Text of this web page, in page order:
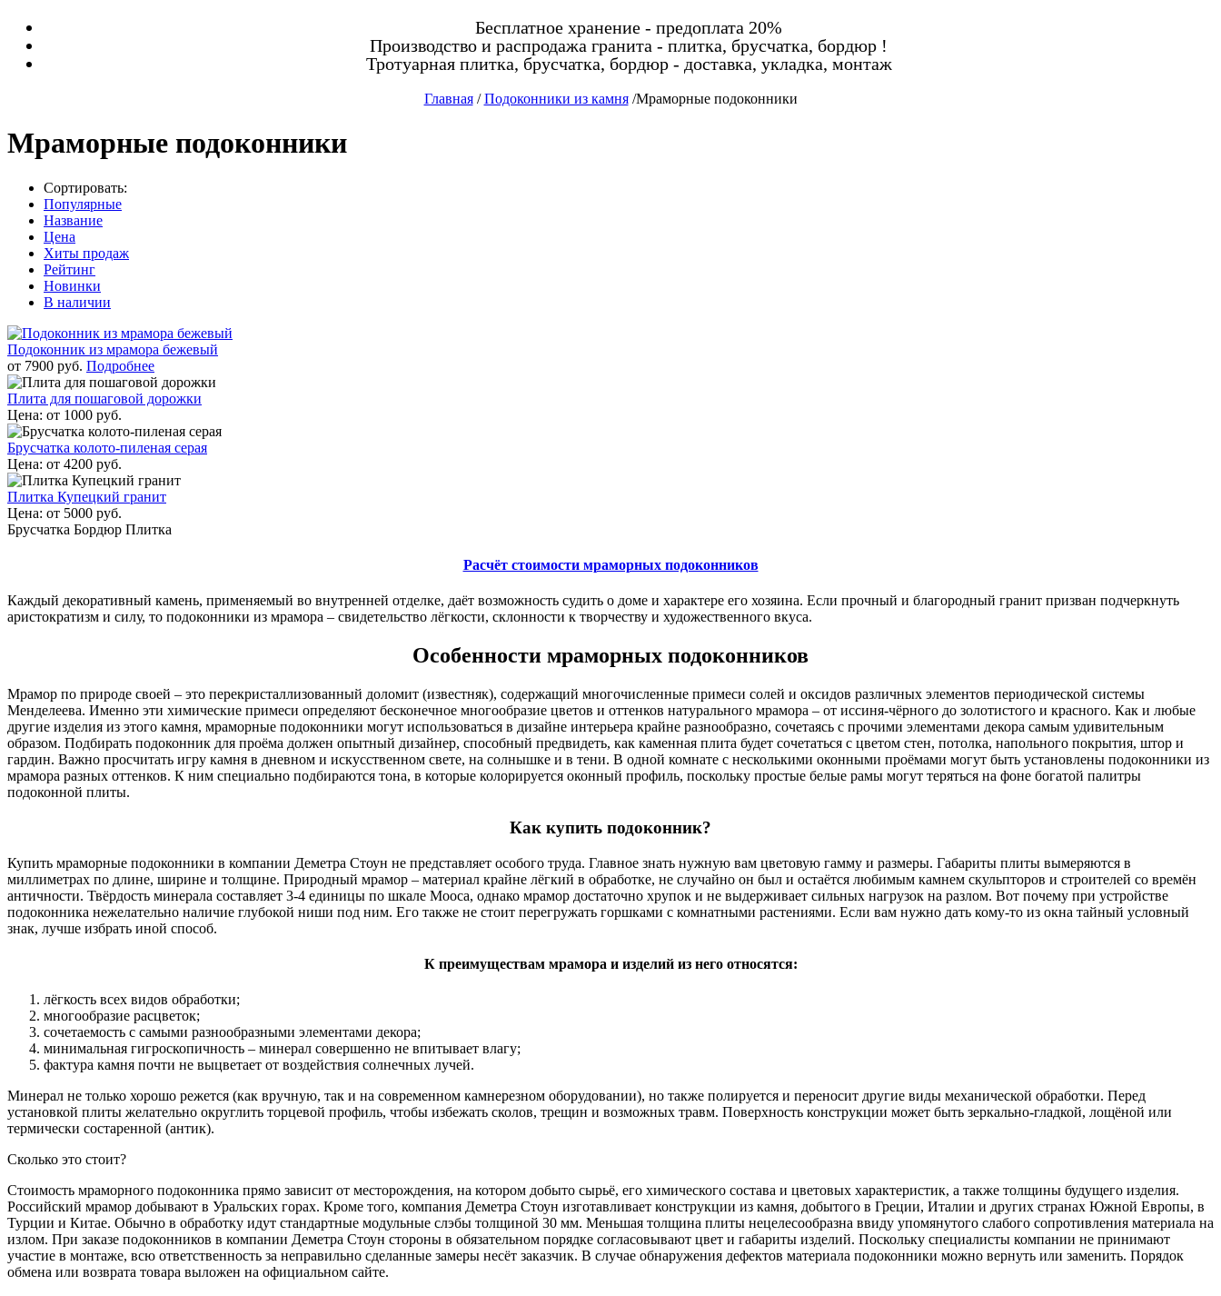
Бесплатное хранение - предоплата 20%
Производство и распродажа гранита - плитка, брусчатка, бордюр !
Тротуарная плитка, брусчатка, бордюр - доставка, укладка, монтаж
Главная/Подоконники из камня/Мраморные подоконники
Мраморные подоконники
Сортировать:
Популярные
Название
Цена
Хиты продаж
Рейтинг
Новинки
В наличии
Подоконник из мрамора бежевый
от 7900 руб. Подробнее
Плита для пошаговой дорожки
Цена: от 1000 руб.
Брусчатка колото-пиленая серая
Цена: от 4200 руб.
Плитка Купецкий гранит
Цена: от 5000 руб.
Брусчатка Бордюр Плитка
Расчёт стоимости мраморных подоконников
Каждый декоративный камень, применяемый во внутренней отделке, даёт возможность судить о доме и характере его хозяина. Если прочный и благородный гранит призван подчеркнуть
аристократизм и силу, то подоконники из мрамора – свидетельство лёгкости, склонности к творчеству и художественного вкуса.
Особенности мраморных подоконников
Мрамор по природе своей – это перекристаллизованный доломит (известняк), содержащий многочисленные примеси солей и оксидов различных элементов периодической системы
Менделеева. Именно эти химические примеси определяют бесконечное многообразие цветов и оттенков натурального мрамора – от иссиня-чёрного до золотистого и красного. Как и любые
другие изделия из этого камня, мраморные подоконники могут использоваться в дизайне интерьера крайне разнообразно, сочетаясь с прочими элементами декора самым удивительным
образом. Подбирать подоконник для проёма должен опытный дизайнер, способный предвидеть, как каменная плита будет сочетаться с цветом стен, потолка, напольного покрытия, штор и
гардин. Важно просчитать игру камня в дневном и искусственном свете, на солнышке и в тени. В одной комнате с несколькими оконными проёмами могут быть установлены подоконники из
мрамора разных оттенков. К ним специально подбираются тона, в которые колорируется оконный профиль, поскольку простые белые рамы могут теряться на фоне богатой палитры
подоконной плиты.
Как купить подоконник?
Купить мраморные подоконники в компании Деметра Стоун не представляет особого труда. Главное знать нужную вам цветовую гамму и размеры. Габариты плиты вымеряются в
миллиметрах по длине, ширине и толщине. Природный мрамор – материал крайне лёгкий в обработке, не случайно он был и остаётся любимым камнем скульпторов и строителей со времён
античности. Твёрдость минерала составляет 3-4 единицы по шкале Мооса, однако мрамор достаточно хрупок и не выдерживает сильных нагрузок на разлом. Вот почему при устройстве
подоконника нежелательно наличие глубокой ниши под ним. Его также не стоит перегружать горшками с комнатными растениями. Если вам нужно дать кому-то из окна тайный условный
знак, лучше избрать иной способ.
К преимуществам мрамора и изделий из него относятся:
лёгкость всех видов обработки;
многообразие расцветок;
сочетаемость с самыми разнообразными элементами декора;
минимальная гигроскопичность – минерал совершенно не впитывает влагу;
фактура камня почти не выцветает от воздействия солнечных лучей.
Минерал не только хорошо режется (как вручную, так и на современном камнерезном оборудовании), но также полируется и переносит другие виды механической обработки. Перед
установкой плиты желательно округлить торцевой профиль, чтобы избежать сколов, трещин и возможных травм. Поверхность конструкции может быть зеркально-гладкой, лощёной или
термически состаренной (антик).
Сколько это стоит?
Стоимость мраморного подоконника прямо зависит от месторождения, на котором добыто сырьё, его химического состава и цветовых характеристик, а также толщины будущего изделия.
Российский мрамор добывают в Уральских горах. Кроме того, компания Деметра Стоун изготавливает конструкции из камня, добытого в Греции, Италии и других странах Южной Европы, в
Турции и Китае. Обычно в обработку идут стандартные модульные слэбы толщиной 30 мм. Меньшая толщина плиты нецелесообразна ввиду упомянутого слабого сопротивления материала на
излом. При заказе подоконников в компании Деметра Стоун стороны в обязательном порядке согласовывают цвет и габариты изделий. Поскольку специалисты компании не принимают
участие в монтаже, всю ответственность за неправильно сделанные замеры несёт заказчик. В случае обнаружения дефектов материала подоконники можно вернуть или заменить. Порядок
обмена или возврата товара выложен на официальном сайте.